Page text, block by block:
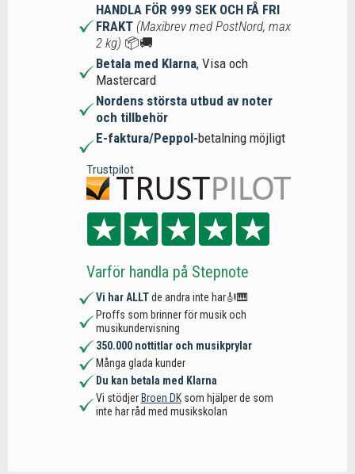
HANDLA FÖR 999 SEK OCH FÅ FRI
FRAKT (Maxibrev med PostNord, max
2 kg) 📦🚚
Betala med Klarna, Visa och
Mastercard
Nordens största utbud av noter
och tillbehör
E-faktura/Peppol-betalning möjligt
Trustpilot
Varför handla på Stepnote
Vi har ALLTde andra inte har🎻🎹
Proffs som brinner för musik och
musikundervisning
350.000 nottitlar och musikprylar
Många glada kunder
Du kan betala med Klarna
Vi stödjer Broen DKsom hjälper de som
inte har råd med musikskolan